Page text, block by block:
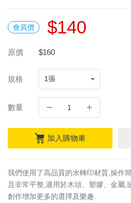
會員價 $140
原價 $160
規格
數量
加入購物車
我們使用了高品質的水轉印材質,操作
且非常平整,適用於木頭、塑膠、金屬,
創作增加更多的選擇及樂趣.